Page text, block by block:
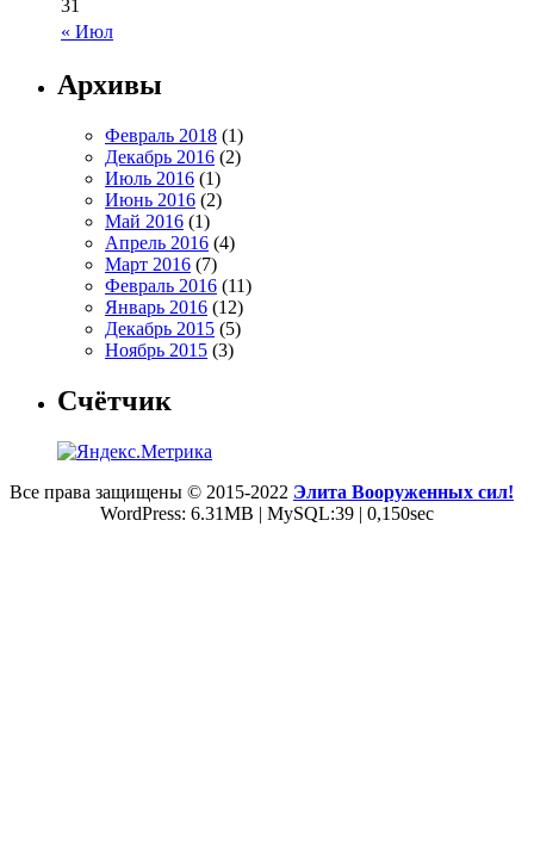
« Июл
31
Архивы
Февраль 2018 (1)
Декабрь 2016 (2)
Июль 2016 (1)
Июнь 2016 (2)
Май 2016 (1)
Апрель 2016 (4)
Март 2016 (7)
Февраль 2016 (11)
Январь 2016 (12)
Декабрь 2015 (5)
Ноябрь 2015 (3)
Счётчик
Все права защищены © 2015-2022 Элита Вооруженных сил!
WordPress: 6.31MB | MySQL:39 | 0,150sec